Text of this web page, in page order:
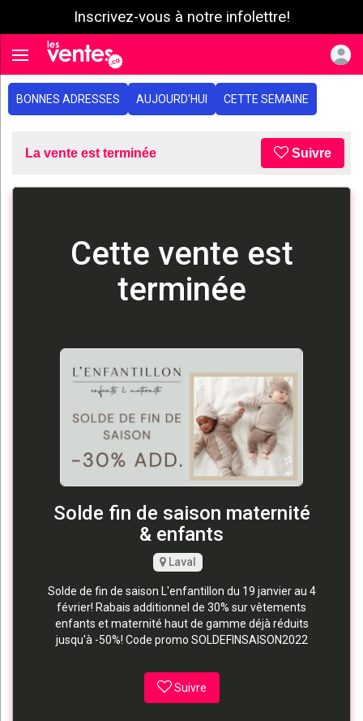
Inscrivez-vous à notre infolettre!
Toggle navigation
BONNES ADRESSES AUJOURD'HUI CETTE SEMAINE
La vente est terminée Suivre
Cette vente est
terminée
Solde fin de saison maternité
& enfants
Laval
Solde de fin de saison L'enfantillon du 19 janvier au 4
février! Rabais additionnel de 30% sur vêtements
enfants et maternité haut de gamme déjà réduits
jusqu'à -50%! Code promo SOLDEFINSAISON2022
Suivre